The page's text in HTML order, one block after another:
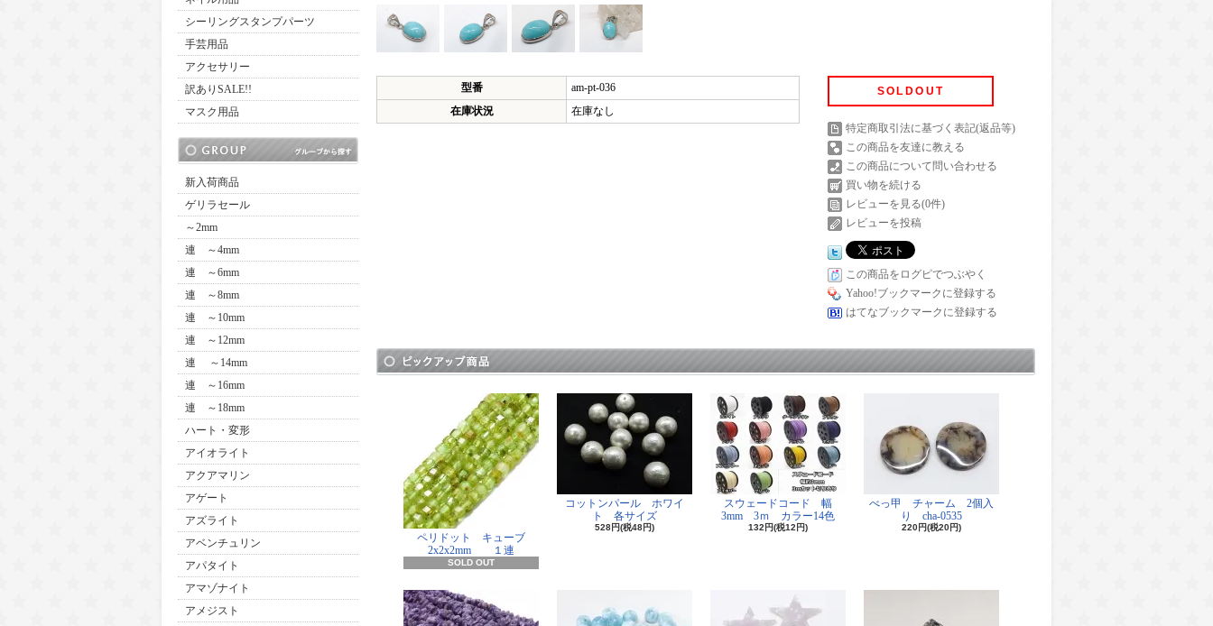
シーリングスタンプパーツ
手芸用品
アクセサリー
訳ありSALE!!
マスク用品
新入荷商品
ゲリラセール
～2mm
連 ～4mm
連 ～6mm
連 ～8mm
連 ～10mm
連 ～12mm
連 ～14mm
連 ～16mm
連 ～18mm
ハート・変形
アイオライト
アクアマリン
アゲート
アズライト
アベンチュリン
アパタイト
アマゾナイト
アメジスト
型番
am-pt-036
在庫状況
在庫なし
SOLDOUT
特定商取引法に基づく表記(返品等)
この商品を友達に教える
この商品について問い合わせる
買い物を続ける
レビューを見る(0件)
レビューを投稿
この商品をログピでつぶやく
Yahoo!ブックマークに登録する
はてなブックマークに登録する
ペリドット キューブ
2x2x2mm １連
SOLD OUT
コットンパール ホワイ
ト 各サイズ
528円(税48円)
スウェードコード 幅
3mm 3ｍ カラー14色
132円(税12円)
べっ甲 チャーム 2個入
り cha-0535
220円(税20円)